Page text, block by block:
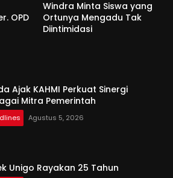
OPD
Windra Minta Siswa yang
Ortunya Mengadu Tak
Diintimidasi
Ajak KAHMI Perkuat Sinergi
Mitra Pemerintah
Agustus 5, 2026
Unigo Rayakan 25 Tahun